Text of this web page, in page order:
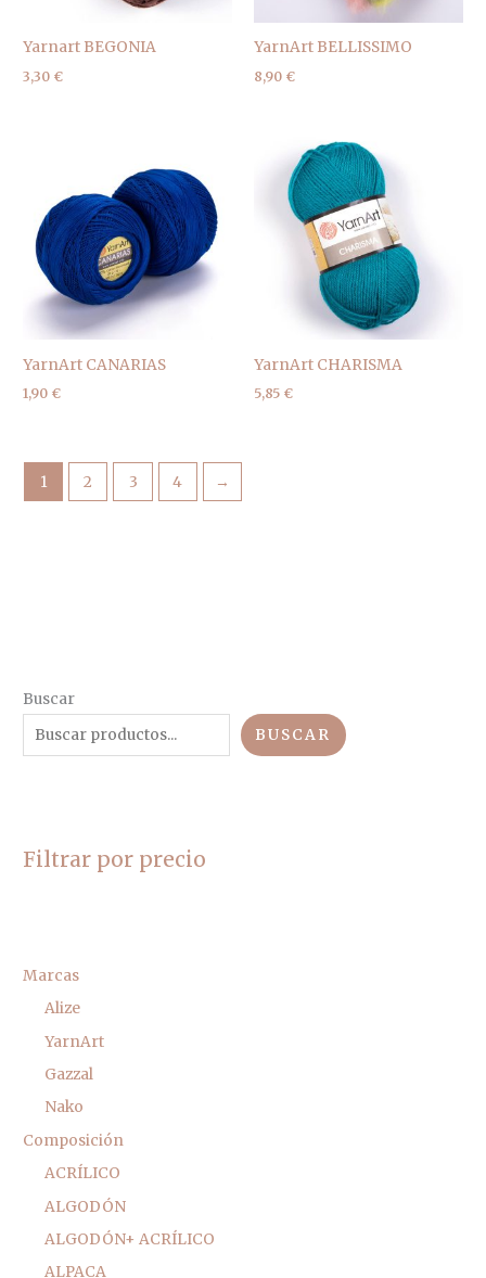
Buscar
BUSCAR
Filtrar por precio
Marcas
Alize
YarnArt
Gazzal
Nako
Composición
ACRÍLICO
ALGODÓN
ALGODÓN+ ACRÍLICO
ALPACA
Yarnart BEGONIA
3,30 €
YarnArt BELLISSIMO
8,90 €
YarnArt CANARIAS
1,90 €
YarnArt CHARISMA
5,85 €
1 2 3 4 →